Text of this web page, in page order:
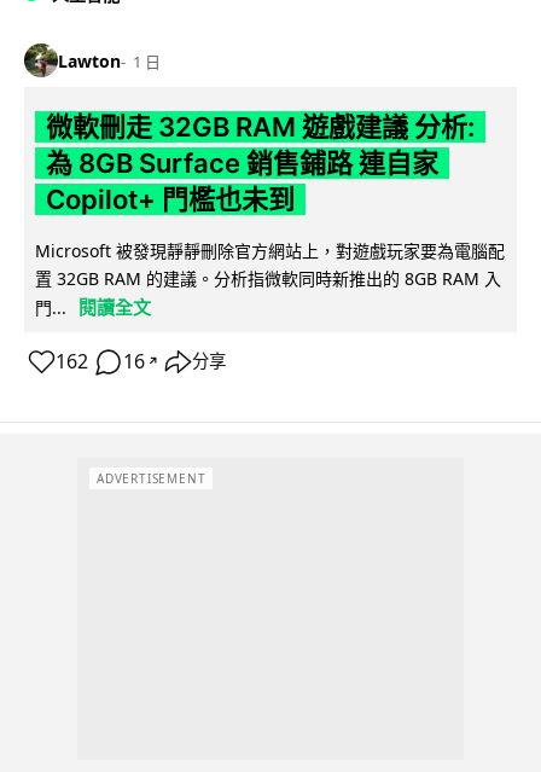
Lawton 1 日
微軟刪走 32GB RAM 遊戲建議 分析:
為 8GB Surface 銷售鋪路 連自家
Copilot+ 門檻也未到
Microsoft 被發現靜靜刪除官方網站上，對遊戲玩家要為電腦配
置 32GB RAM 的建議。分析指微軟同時新推出的 8GB RAM 入
門...
閱讀全文
162 16 ↗ 分享
ADVERTISEMENT